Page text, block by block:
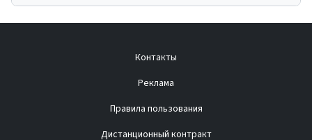
Контакты
Реклама
Правила пользования
Дистанционный контракт